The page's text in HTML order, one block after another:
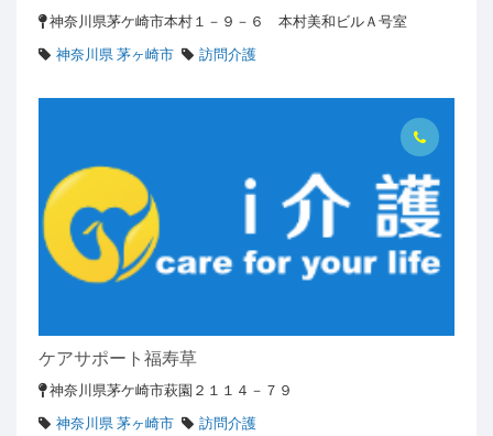
神奈川県茅ケ崎市本村１－９－６ 本村美和ビルＡ号室
神奈川県 茅ヶ崎市
訪問介護
ケアサポート福寿草
神奈川県茅ケ崎市萩園２１１４－７９
神奈川県 茅ヶ崎市
訪問介護